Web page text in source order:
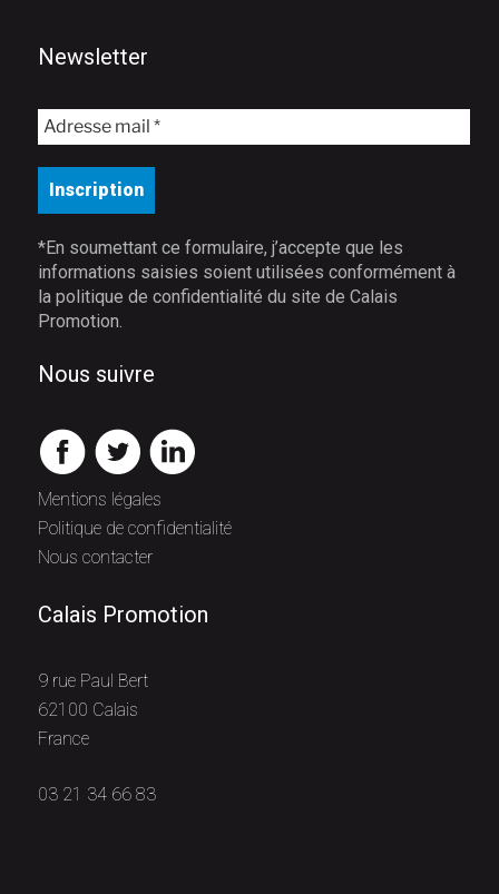
Calais Promotion
9 rue Paul Bert
62100 Calais
France
03 21 34 66 83
Mentions légales
Politique de confidentialité
Nous contacter
Nous suivre
Newsletter
*En soumettant ce formulaire, j’accepte que les
informations saisies soient utilisées conformément à
la politique de confidentialité du site de Calais
Promotion.